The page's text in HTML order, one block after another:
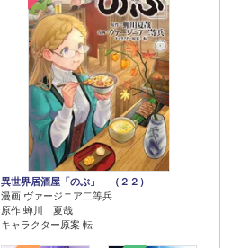
異世界居酒屋「のぶ」 （２２）
漫画 ヴァージニア二等兵
原作 蝉川 夏哉
キャラクター原案 転